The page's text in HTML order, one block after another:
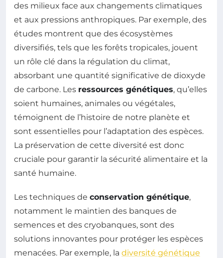
des milieux face aux changements climatiques
et aux pressions anthropiques. Par exemple, des
études montrent que des écosystèmes
diversifiés, tels que les forêts tropicales, jouent
un rôle clé dans la régulation du climat,
absorbant une quantité significative de dioxyde
de carbone. Les ressources génétiques, qu’elles
soient humaines, animales ou végétales,
témoignent de l’histoire de notre planète et
sont essentielles pour l’adaptation des espèces.
La préservation de cette diversité est donc
cruciale pour garantir la sécurité alimentaire et la
santé humaine.
Les techniques de conservation génétique,
notamment le maintien des banques de
semences et des cryobanques, sont des
solutions innovantes pour protéger les espèces
menacées. Par exemple, la diversité génétique